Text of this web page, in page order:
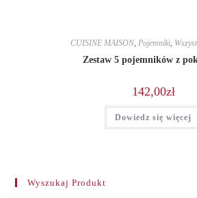
CUISINE MAISON, Pojemniki,
Zestaw 5 pojemników z
142,00zł
Dowiedz się więcej
Wyszukaj Produkt